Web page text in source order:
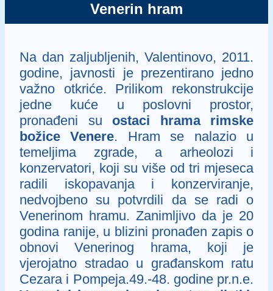
Venerin hram
Na dan zaljubljenih, Valentinovo, 2011.
godine, javnosti je prezentirano jedno
važno otkriće. Prilikom rekonstrukcije
jedne kuće u poslovni prostor,
pronađeni su ostaci hrama rimske
božice Venere. Hram se nalazio u
temeljima zgrade, a arheolozi i
konzervatori, koji su više od tri mjeseca
radili iskopavanja i konzerviranje,
nedvojbeno su potvrdili da se radi o
Venerinom hramu. Zanimljivo da je 20
godina ranije, u blizini pronađen zapis o
obnovi Venerinog hrama, koji je
vjerojatno stradao u građanskom ratu
Cezara i Pompeja.49.-48. godine pr.n.e.